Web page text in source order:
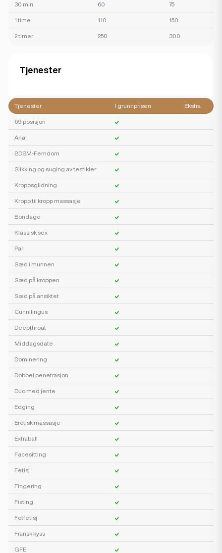
30 min 60 75
1 time 110 150
2 timer 250 300
Tjenester
Tjenester I grunnprisen Ekstra
69 posisjon
Anal
BDSM-Femdom
Slikking og suging av testikler
Kroppsglidning
Kropp til kropp massasje
Bondage
Klassisk sex
Par
Sæd i munnen
Sæd på kroppen
Sæd på ansiktet
Cunnilingus
Deepthroat
Middagsdate
Dominering
Dobbel penetrasjon
Duo med jente
Edging
Erotisk massasje
Extraball
Facesitting
Fetisj
Fingering
Fisting
Fotfetisj
Fransk kyss
GFE